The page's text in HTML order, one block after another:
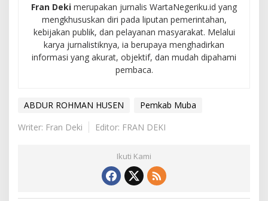
Fran Deki merupakan jurnalis WartaNegeriku.id yang
mengkhususkan diri pada liputan pemerintahan,
kebijakan publik, dan pelayanan masyarakat. Melalui
karya jurnalistiknya, ia berupaya menghadirkan
informasi yang akurat, objektif, dan mudah dipahami
pembaca.
ABDUR ROHMAN HUSEN
Pemkab Muba
Writer: Fran Deki
Editor: FRAN DEKI
Ikuti Kami